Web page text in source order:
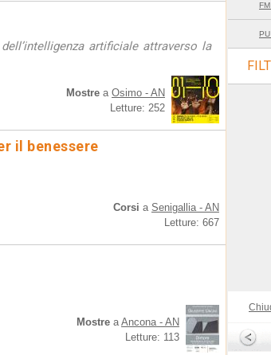
artificiale attraverso la
Mostre a Osimo - AN
Letture: 252
il benessere
Corsi a Senigallia - AN
Letture: 667
Mostre aAncona - AN
Letture: 113